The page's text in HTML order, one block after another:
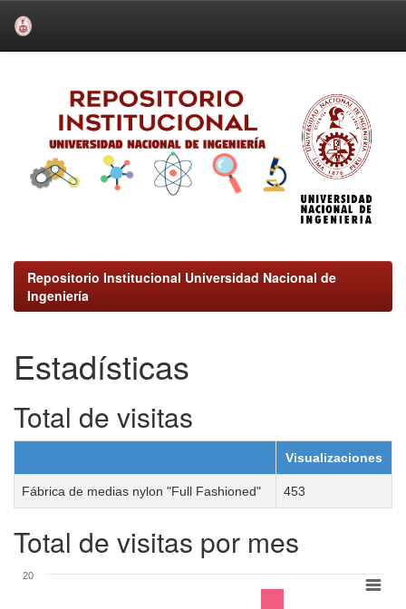
Repositorio Institucional Universidad Nacional de
Ingeniería
Estadísticas
Total de visitas
Visualizaciones
Fábrica de medias nylon "Full Fashioned" 453
Total de visitas por mes
20